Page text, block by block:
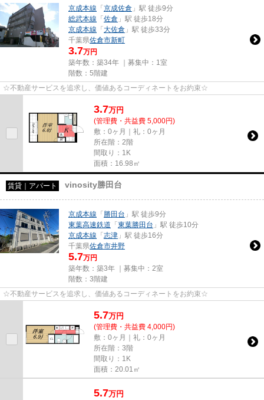
京成本線 「 京成佐倉 」駅 徒歩9分
総武本線 「 佐倉 」駅 徒歩18分
京成本線 「 大佐倉 」駅 徒歩33分
千葉県佐倉市新町
3.7万円
築年数：築34年 ｜募集中： 1室
階数：5階建
☆不動産サービスを追求し、価値あるコーディネートをお約束☆
3.7万円
(管理費・共益費 5,000円)
敷：0ヶ月｜礼：0ヶ月
所在階：2階
間取り：1K
面積：16.98㎡
賃貸｜アパート vinosity勝田台
京成本線 「 勝田台 」駅 徒歩9分
東葉高速鉄道 「 東葉勝田台 」駅 徒歩10分
京成本線 「 志津 」駅 徒歩16分
千葉県佐倉市井野
5.7万円
築年数：築3年 ｜募集中： 2室
階数：3階建
☆不動産サービスを追求し、価値あるコーディネートをお約束☆
5.7万円
(管理費・共益費 4,000円)
敷：0ヶ月｜礼：0ヶ月
所在階：3階
間取り：1K
面積：20.01㎡
5.7万円